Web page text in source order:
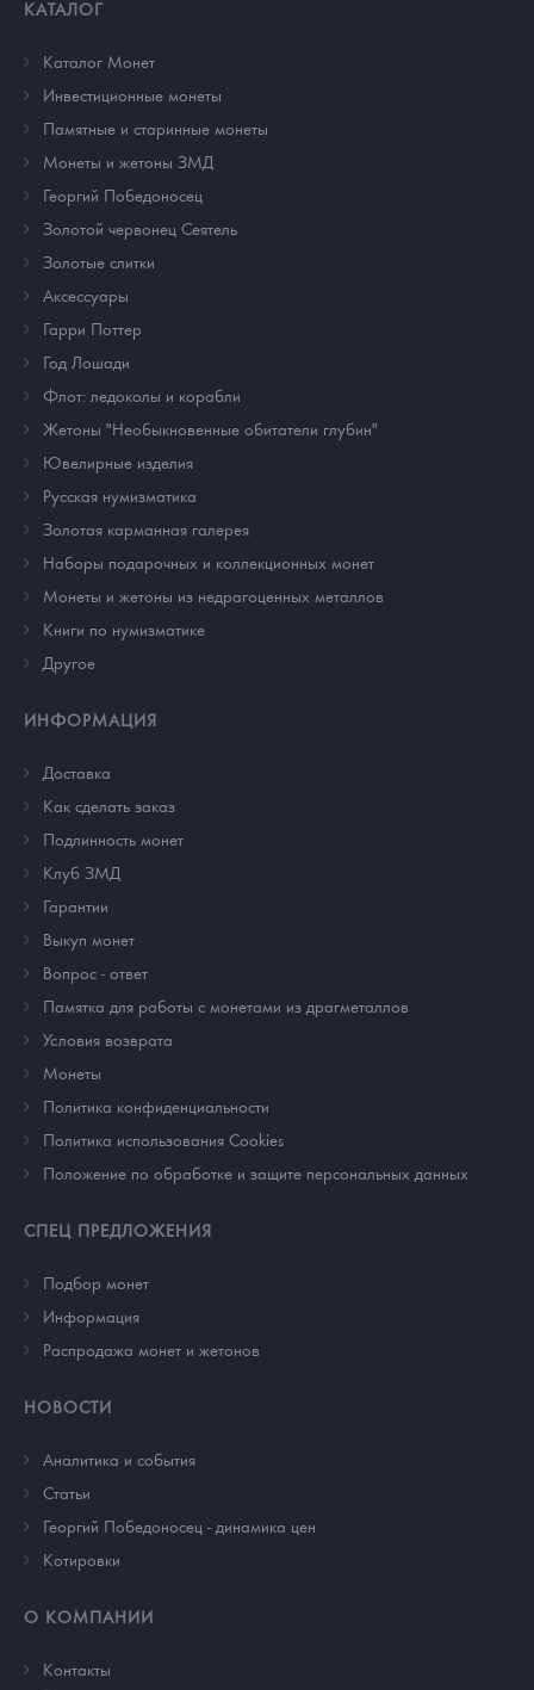
КАТАЛОГ
Каталог Монет
Инвестиционные монеты
Памятные и старинные монеты
Монеты и жетоны ЗМД
Георгий Победоносец
Золотой червонец Сеятель
Золотые слитки
Аксессуары
Гарри Поттер
Год Лошади
Флот: ледоколы и корабли
Жетоны "Необыкновенные обитатели глубин"
Ювелирные изделия
Русская нумизматика
Золотая карманная галерея
Наборы подарочных и коллекционных монет
Монеты и жетоны из недрагоценных металлов
Книги по нумизматике
Другое
ИНФОРМАЦИЯ
Доставка
Как сделать заказ
Подлинность монет
Клуб ЗМД
Гарантии
Выкуп монет
Вопрос - ответ
Памятка для работы с монетами из драгметаллов
Условия возврата
Монеты
Политика конфиденциальности
Политика использования Cookies
Положение по обработке и защите персональных данных
СПЕЦ ПРЕДЛОЖЕНИЯ
Подбор монет
Информация
Распродажа монет и жетонов
НОВОСТИ
Аналитика и события
Cтатьи
Георгий Победоносец - динамика цен
Котировки
О КОМПАНИИ
Контакты